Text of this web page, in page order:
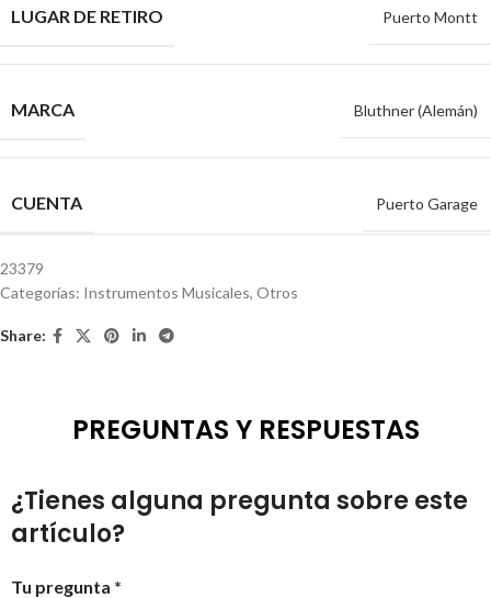
LUGAR DE RETIRO Puerto Montt
MARCA Bluthner (Alemán)
CUENTA Puerto Garage
23379
Categorías: Instrumentos Musicales, Otros
Share:
PREGUNTAS Y RESPUESTAS
¿Tienes alguna pregunta sobre este
artículo?
Tu pregunta *